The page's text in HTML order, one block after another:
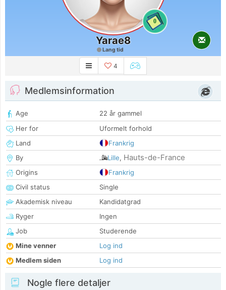
0
Yarae8
Lang tid
4
Medlemsinformation
Age
22 år gammel
Her for
Uformelt forhold
Land
Frankrig
By
Lille, Hauts-de-France
Origins
Frankrig
Civil status
Single
Akademisk niveau
Kandidatgrad
Ryger
Ingen
Job
Studerende
Mine venner
Log ind
Medlem siden
Log ind
Nogle flere detaljer